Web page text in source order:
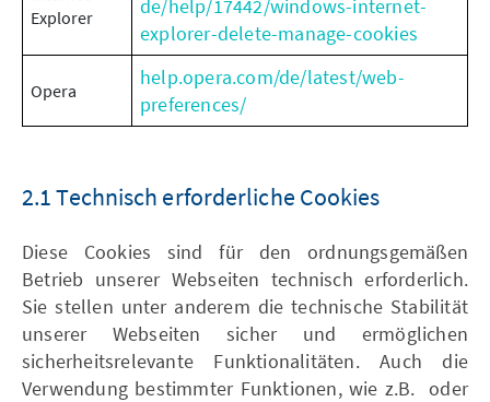
Explorer
de/help/17442/windows-internet-
explorer-delete-manage-cookies
Opera
help.opera.com/de/latest/web-
preferences/
2.1 Technisch erforderliche Cookies
Diese Cookies sind für den ordnungsgemäßen
Betrieb unserer Webseiten technisch erforderlich.
Sie stellen unter anderem die technische Stabilität
unserer Webseiten sicher und ermöglichen
sicherheitsrelevante Funktionalitäten. Auch die
Verwendung bestimmter Funktionen, wie z.B. oder